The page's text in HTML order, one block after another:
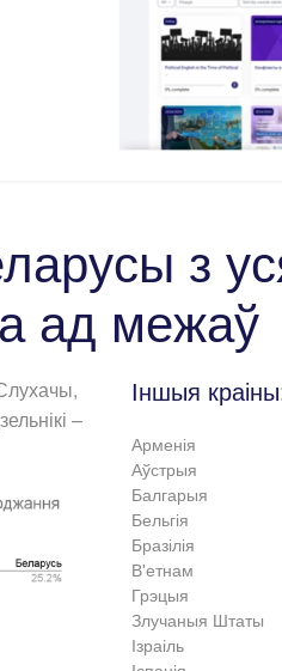
з
ад межаў
–
Іншыя
Арменія
Аўстрыя
Балгарыя
Бельгія
Бразілія
В'етнам
Грэцыя
Злучаныя Штаты
Ізраіль